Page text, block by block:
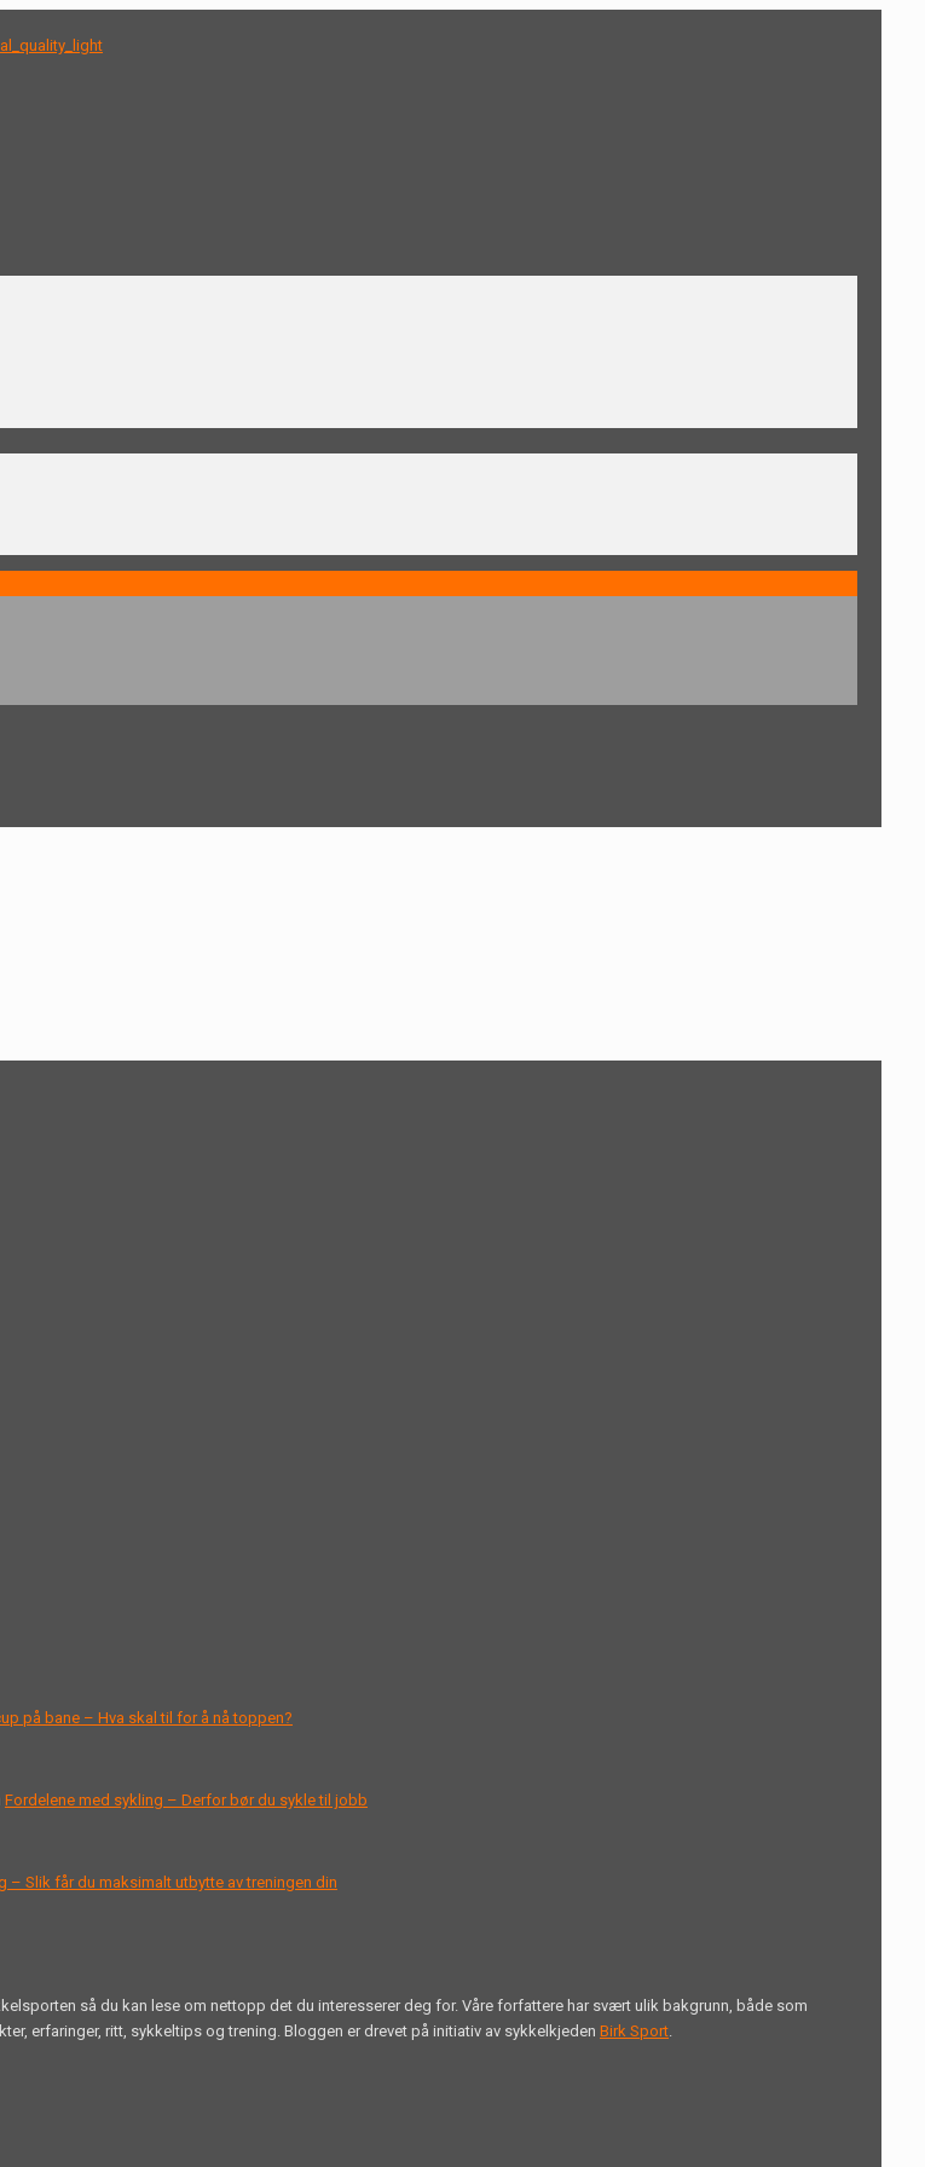
på bane – Hva skal til for å nå toppen?
Fordelene med sykling – Derfor bør du sykle til jobb
– Slik får du maksimalt utbytte av treningen din
så du kan lese om nettopp det du interesserer deg for. Våre forfattere har svært ulik bakgrunn, både som
erfaringer, ritt, sykkeltips og trening. Bloggen er drevet på initiativ av sykkelkjeden Birk Sport